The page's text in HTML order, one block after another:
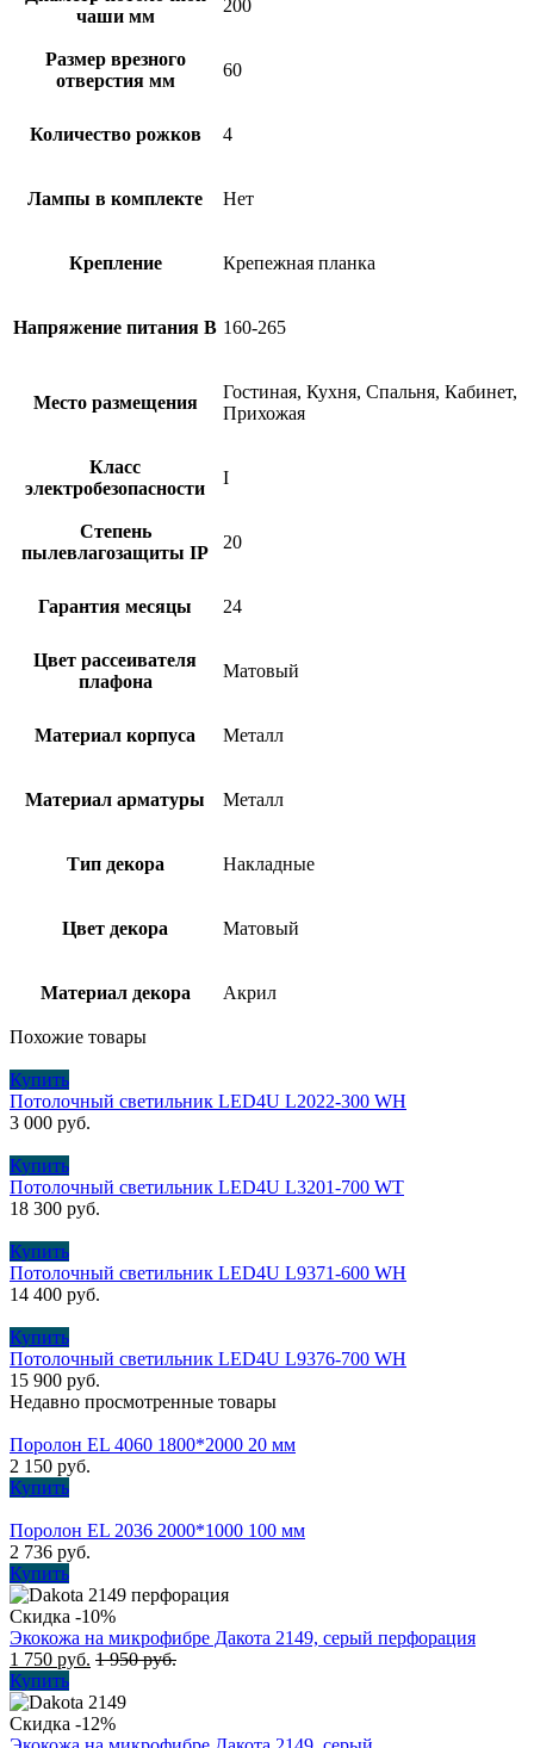
чаши мм
200
Размер врезного
отверстия мм
60
Количество рожков 4
Лампы в комплекте Нет
Крепление Крепежная планка
Напряжение питания В 160-265
Место размещения
Гостиная, Кухня, Спальня, Кабинет,
Прихожая
Класс
электробезопасности
I
Степень
пылевлагозащиты IP
20
Гарантия месяцы 24
Цвет рассеивателя
плафона
Матовый
Материал корпуса Металл
Материал арматуры Металл
Тип декора Накладные
Цвет декора Матовый
Материал декора Акрил
Похожие товары
Купить
Потолочный cветильник LED4U L2022-300 WH
3 000 руб.
Купить
Потолочный cветильник LED4U L3201-700 WT
18 300 руб.
Купить
Потолочный cветильник LED4U L9371-600 WH
14 400 руб.
Купить
Потолочный cветильник LED4U L9376-700 WH
15 900 руб.
Недавно просмотренные товары
Поролон EL 4060 1800*2000 20 мм
2 150 руб.
Купить
Поролон EL 2036 2000*1000 100 мм
2 736 руб.
Купить
Скидка -10%
Экокожа на микрофибре Дакота 2149, серый перфорация
1 750 руб. 1 950руб.
Купить
Скидка -12%